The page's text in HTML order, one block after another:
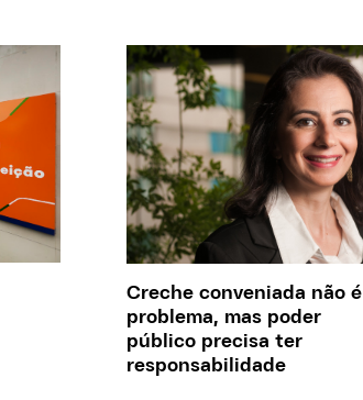
Creche conveniada não é
problema, mas poder
público precisa ter
responsabilidade